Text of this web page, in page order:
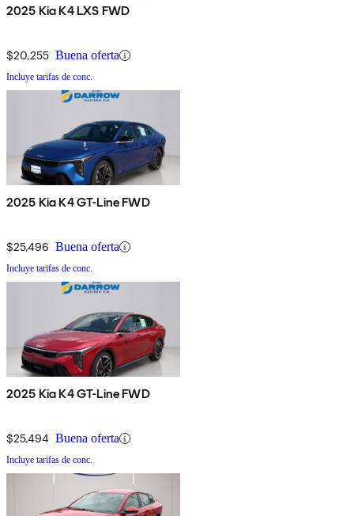
2025 Kia K4 LXS FWD
$20,255 Buena oferta
Incluye tarifas de conc.
2025 Kia K4 GT-Line FWD
$25,496 Buena oferta
Incluye tarifas de conc.
2025 Kia K4 GT-Line FWD
$25,494 Buena oferta
Incluye tarifas de conc.